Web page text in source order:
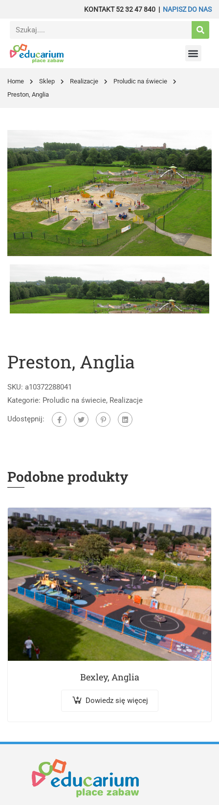
KONTAKT 52 32 47 840 | NAPISZ DO NAS
Home Sklep Realizacje
Proludic na świecie
Preston, Anglia
Preston, Anglia
SKU: a10372288041
Kategorie: Proludic na świecie, Realizacje
Udostępnij:
Podobne produkty
Bexley, Anglia
Dowiedz się więcej